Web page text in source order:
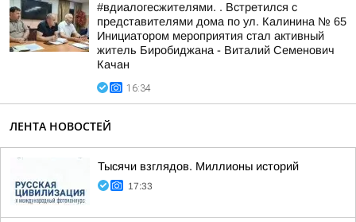
#вдиалогесжителями. . Встретился с
представителями дома по ул. Калинина № 65
Инициатором мероприятия стал активный
житель Биробиджана - Виталий Семенович
Качан
16:34
ЛЕНТА НОВОСТЕЙ
Тысячи взглядов. Миллионы историй
17:33